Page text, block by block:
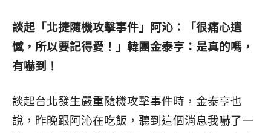
談起「北捷隨機攻擊事件」阿沁：「很痛心遺
憾，所以要記得愛！」韓團金泰亨：是真的嗎，
有嚇到！
談起台北發生嚴重隨機攻擊事件時，金泰亨也
說，昨晚跟阿沁在吃飯，聽到這個消息我嚇了一